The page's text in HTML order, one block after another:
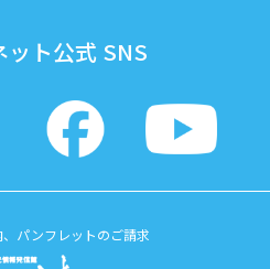
ット公式 SNS
パンフレットのご請求